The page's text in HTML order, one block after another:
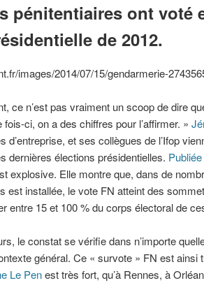
pénitentiaires ont voté
de 2012.
ce n’est pas vraiment un scoop de dire
ci, on a des chiffres pour l’affirmer. »
d’entreprise, et ses collègues de l’Ifop
dernières élections présidentielles.
explosive. Elle montre que, dans de
est installée, le vote FN atteint des
entre 15 et 100 % du corps électoral de
le constat se vérifie dans n’importe
général. Ce « survote » FN est
Le Penest très fort, qu’à Rennes, à